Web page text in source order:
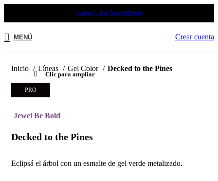
¡Nuevo! - The New OPIcons
MENÚ Crear cuenta
Inicio Líneas Gel Color Decked to the Pines
Clic para ampliar
PRO
Jewel Be Bold
Decked to the Pines
Eclipsá el árbol con un esmalte de gel verde metalizado.